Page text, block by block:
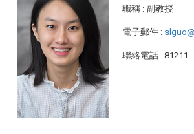
職稱 : 副教授
電子郵件 :
聯絡電話 : 81211